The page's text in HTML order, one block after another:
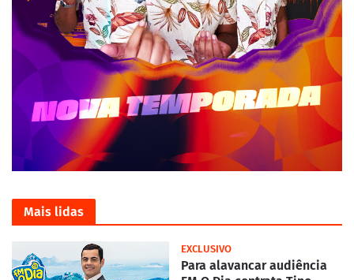
Mais lidas
EXCLUSIVO
Para alavancar audiência